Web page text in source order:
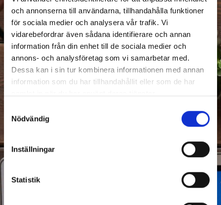
och annonserna till användarna, tillhandahålla funktioner
för sociala medier och analysera vår trafik. Vi
vidarebefordrar även sådana identifierare och annan
information från din enhet till de sociala medier och
annons- och analysföretag som vi samarbetar med.
Dessa kan i sin tur kombinera informationen med annan
information som du har tillhandahållit eller som de har
Nödvändig
Inställningar
Statistik